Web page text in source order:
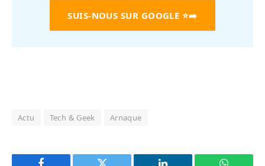
SUIS-NOUS SUR GOOGLE ⭐➡️
Actu Tech & Geek Arnaque